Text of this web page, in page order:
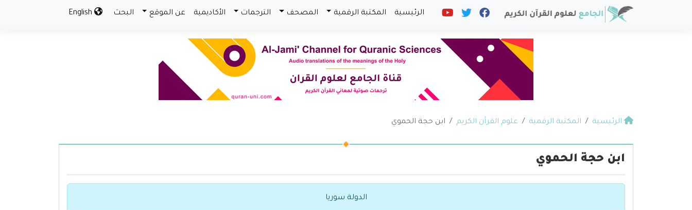
الرئيسية المكتبة الرقمية المصحف الترجمات الأكاديمية عن الموقع البحث
الرئيسية المكتبة الرقمية علوم القرآن الكريم ابن حجة الحموي
ابن حجة الحموي
الدولة سوريا